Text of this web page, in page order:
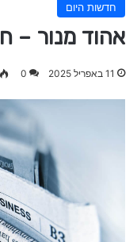
חדשות היום
אהוד מנור –
11 באפריל 2025 0